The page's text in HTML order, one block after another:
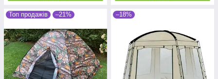
Топ продажів –21% –18%